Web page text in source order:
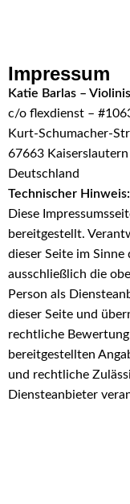
Impressum
Katie Barlas –
c/o flexdienst –
Kurt-Schumacher-
67663 Kaiserslautern
Deutschland
Technischer Hinweis:
Diese
bereitgestellt.
dieser Seite im
ausschließlich die
Person als
dieser Seite und
rechtliche
bereitgestellten
und rechtliche
Diensteanbieter